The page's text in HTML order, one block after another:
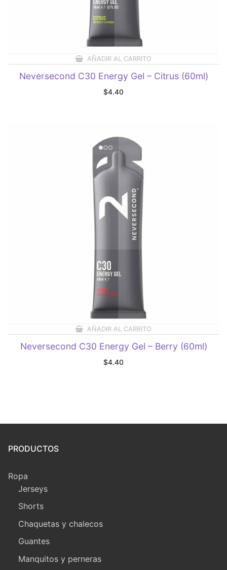
AÑADIR AL CARRITO
Neversecond C30 Energy Gel – Citrus (60ml)
$4.40
AÑADIR AL CARRITO
Neversecond C30 Energy Gel – Berry (60ml)
$4.40
PRODUCTOS
Ropa
Jerseys
Shorts
Chaquetas y chalecos
Guantes
Manquitos y perneras